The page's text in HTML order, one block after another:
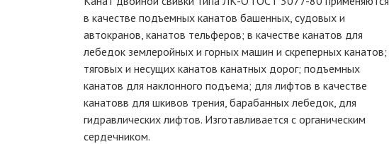
в качестве подъемных канатов башенных, судовых и
автокранов, канатов тельферов; в качестве канатов для
лебедок землеройных и горных машин и скреперных канатов;
тяговых и несущих канатов канатных дорог; подъемных
канатов для наклонного подъема; для лифтов в качестве
канатовв для шкивов трения, барабанных лебедок, для
гидравлических лифтов. Изготавливается с органическим
сердечником.